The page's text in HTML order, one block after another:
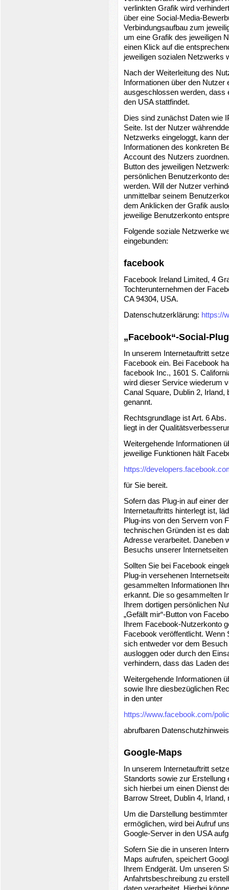
verlinkten Grafik wird
über eine Social-Media-
Verbindungsaufbau zum
um eine Grafik des jeweiligen
einen Klick auf die
jeweiligen sozialen Netzwerks
Nach der Weiterleitung des
Informationen über den
ausgeschlossen werden, dass
den USA stattfindet.
Dies sind zunächst Daten wie
Seite. Ist der Nutzer
Netzwerks eingeloggt, kann
Informationen des konkreten
Account des Nutzers
Button des jeweiligen
persönlichen Benutzerkonto
werden. Will der Nutzer
unmittelbar seinem
dem Anklicken der Grafik
jeweilige Benutzerkonto
Folgende soziale Netzwerke
eingebunden:
facebook
Facebook Ireland Limited, 4
Tochterunternehmen der
CA 94304, USA.
Datenschutzerklärung: https://
„Facebook“-Social-
In unserem Internetauftritt
Facebook ein. Bei Facebook
facebook Inc., 1601 S.
wird dieser Service wiederum
Canal Square, Dublin 2, Irland,
genannt.
Rechtsgrundlage ist Art. 6
liegt in der
Weitergehende Informationen
jeweilige Funktionen hält
https://
für Sie bereit.
Sofern das Plug-in auf einer
Internetauftritts hinterlegt ist,
Plug-ins von den Servern von
technischen Gründen ist es
Adresse verarbeitet. Daneben
Besuchs unserer
Sollten Sie bei Facebook
Plug-in versehenen
gesammelten Informationen
erkannt. Die so gesammelten
Ihrem dortigen persönlichen
„Gefällt mir“-Button von
Ihrem Facebook-Nutzerkonto
Facebook veröffentlicht.
sich entweder vor dem
ausloggen oder durch den
verhindern, dass das Laden
Weitergehende Informationen
sowie Ihre diesbezüglichen
in den unter
https://www.facebook.com/
abrufbaren
Google-Maps
In unserem Internetauftritt
Standorts sowie zur Erstellung
sich hierbei um einen Dienst
Barrow Street, Dublin 4, Irland,
Um die Darstellung
ermöglichen, wird bei Aufruf
Google-Server in den USA
Sofern Sie die in unseren
Maps aufrufen, speichert
Ihrem Endgerät. Um unseren
Anfahrtsbeschreibung zu